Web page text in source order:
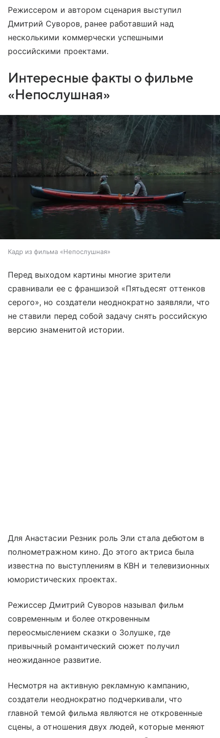
Режиссером и автором сценария выступил
Дмитрий Суворов, ранее работавший над
несколькими коммерчески успешными
российскими проектами.
Интересные факты о фильме
«Непослушная»
Кадр из фильма «Непослушная»
Перед выходом картины многие зрители
сравнивали ее с франшизой «Пятьдесят оттенков
серого», но создатели неоднократно заявляли, что
не ставили перед собой задачу снять российскую
версию знаменитой истории.
Для Анастасии Резник роль Эли стала дебютом в
полнометражном кино. До этого актриса была
известна по выступлениям в КВН и телевизионных
юмористических проектах.
Режиссер Дмитрий Суворов называл фильм
современным и более откровенным
переосмыслением сказки о Золушке, где
привычный романтический сюжет получил
неожиданное развитие.
Несмотря на активную рекламную кампанию,
создатели неоднократно подчеркивали, что
главной темой фильма являются не откровенные
сцены, а отношения двух людей, которые меняют